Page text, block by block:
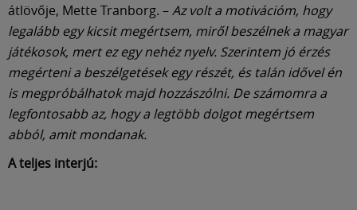
átlövője, Mette Tranborg. –Az volt a motivációm, hogy
legalább egy kicsit megértsem, miről beszélnek a magyar
játékosok, mert ez egy nehéz nyelv. Szerintem jó érzés
megérteni a beszélgetések egy részét, és talán idővel én
is megpróbálhatok majd hozzászólni. De számomra a
legfontosabb az, hogy a legtöbb dolgot megértsem
abból, amit mondanak.
A teljes interjú: